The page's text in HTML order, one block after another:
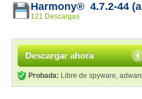
Harmony® 4.7.2-44
121 Descargas
Descargar ahora
Probada: Libre de spyware,